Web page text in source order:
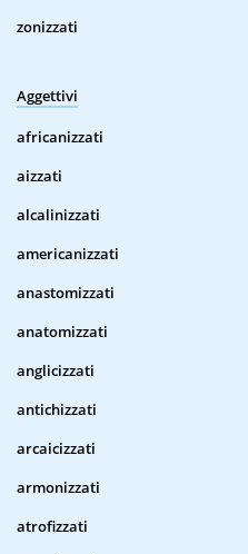
zonizzati
Aggettivi
africanizzati
aizzati
alcalinizzati
americanizzati
anastomizzati
anatomizzati
anglicizzati
antichizzati
arcaicizzati
armonizzati
atrofizzati